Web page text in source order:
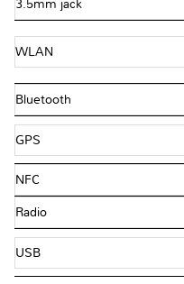
3.5mm jack
WLAN
Bluetooth
GPS
NFC
Radio
USB